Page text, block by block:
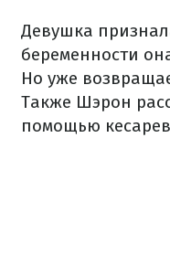
Девушка
беременности
Но уже
Также Шэрон
помощью